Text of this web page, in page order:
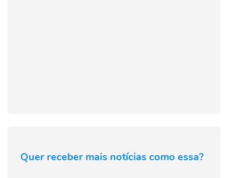
Quer receber mais notícias como essa?